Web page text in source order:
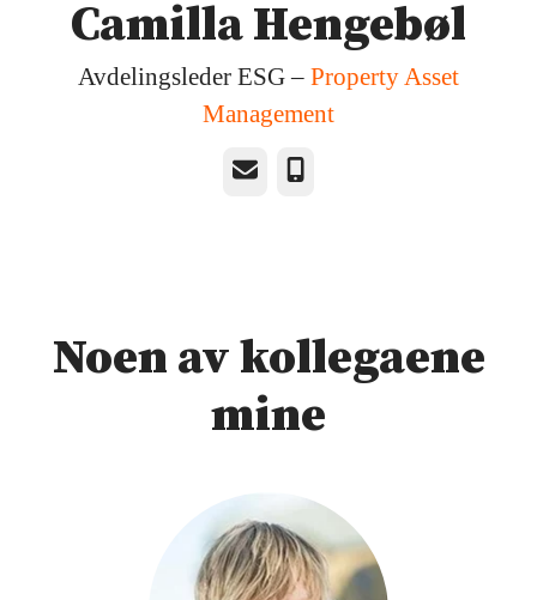
Camilla Hengebøl
Avdelingsleder ESG – Property Asset
Management
E-post
Noen av kollegaene
mine